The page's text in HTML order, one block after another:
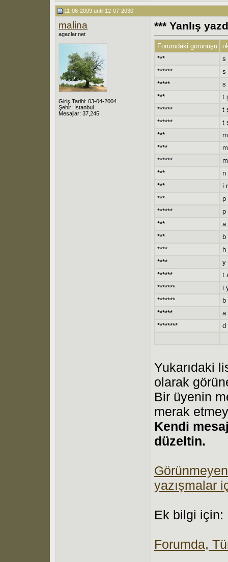
11-06-2009 until 12-07-2030
malina
agaclar.net
Giriş Tarihi: 03-04-2004
Şehir: İstanbul
Mesajlar: 37,245
*** Yanlış
Forumdaki görünüşü
***
s
******
s
*****
s
***
t
******
t
******
t
***
****
******
***
n
***
i
***
p
******
p
***
a
***
****
****
y
******
t
*******
i
*******
******
a
********
d
Yukarıdaki
olarak
Bir üyenin
merak
Kendi
düzeltin.
yazışmalar
Ek bilgi için:
Forumda,